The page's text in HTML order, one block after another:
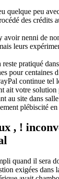
quelque peu
des crédits
avoir nenni de
leurs
pratiqué
pour centaines
continue tel
ait votre solution
au site dans
plébiscité
, !
quand il sera
exigées dans